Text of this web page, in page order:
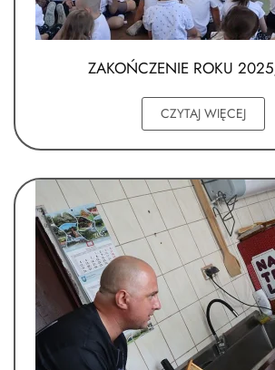
ZAKOŃCZENIE ROKU
CZYTAJ WIĘCEJ